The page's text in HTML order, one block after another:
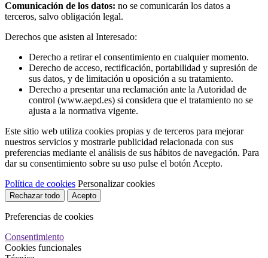
Comunicación de los datos: no se comunicarán los datos a
terceros, salvo obligación legal.
Derechos que asisten al Interesado:
Derecho a retirar el consentimiento en cualquier momento.
Derecho de acceso, rectificación, portabilidad y supresión de
sus datos, y de limitación u oposición a su tratamiento.
Derecho a presentar una reclamación ante la Autoridad de
control (www.aepd.es) si considera que el tratamiento no se
ajusta a la normativa vigente.
Este sitio web utiliza cookies propias y de terceros para mejorar
nuestros servicios y mostrarle publicidad relacionada con sus
preferencias mediante el análisis de sus hábitos de navegación. Para
dar su consentimiento sobre su uso pulse el botón Acepto.
Política de cookies Personalizar cookies
Rechazar todo Acepto
Preferencias de cookies
Consentimiento
Cookies funcionales